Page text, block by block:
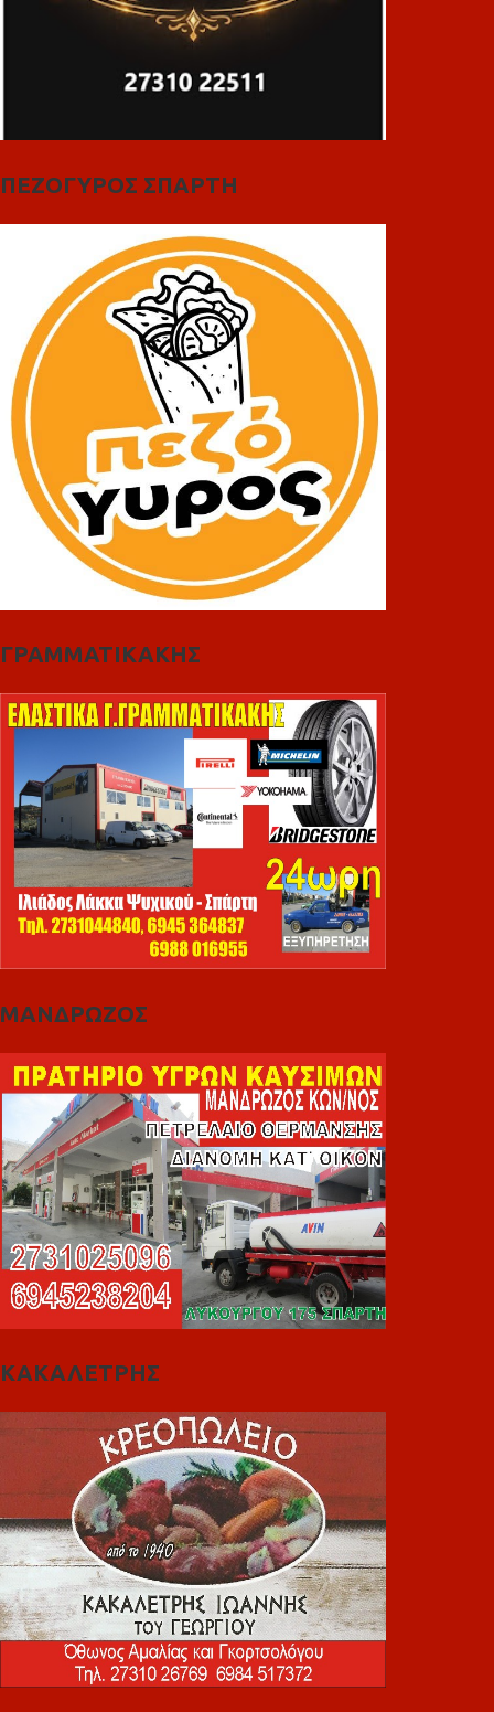
ΠΕΖΟΓΥΡΟΣ ΣΠΑΡΤΗ
ΓΡΑΜΜΑΤΙΚΑΚΗΣ
ΜΑΝΔΡΩΖΟΣ
ΚΑΚΑΛΕΤΡΗΣ